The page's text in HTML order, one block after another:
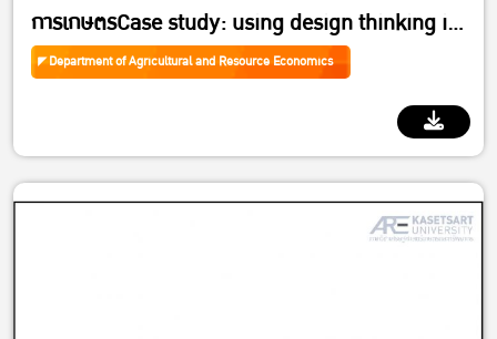
การเกษตรCase study: using design thinking in
agribusiness
Department of Agricultural and Resource Economics